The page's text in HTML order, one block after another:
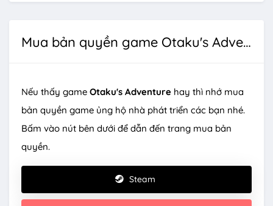
Mua bản quyền game Otaku's Adventure
Nếu thấy game Otaku's Adventure hay thì nhớ mua
bản quyền game ủng hộ nhà phát triển các bạn nhé.
Bấm vào nút bên dưới để dẫn đến trang mua bản
quyền.
Steam